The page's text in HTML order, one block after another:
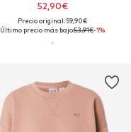
52,90€
Precio original: 59,90€
Último precio más bajo:53,91€-1%